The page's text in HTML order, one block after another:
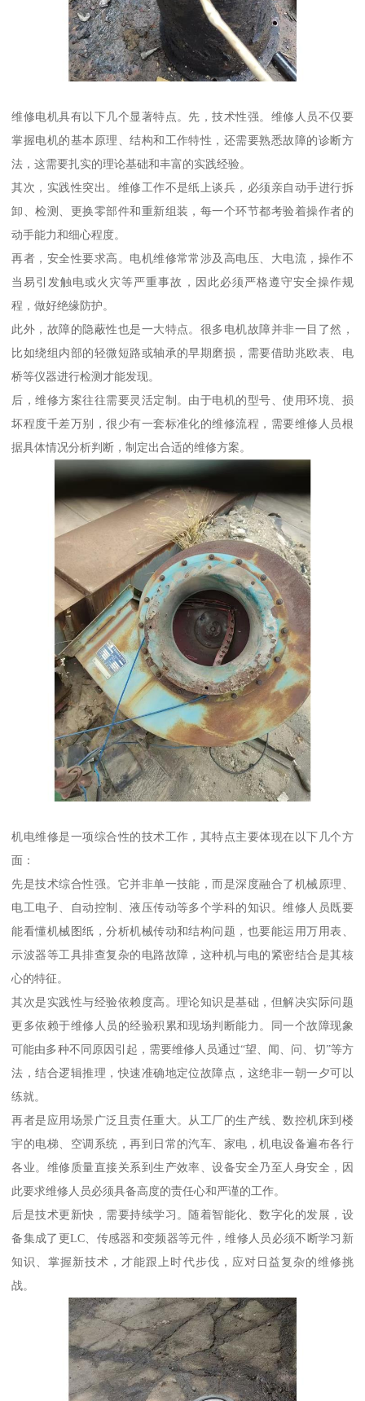
维修电机具有以下几个显著特点。先，技术性强。维修人员不仅要
掌握电机的基本原理、结构和工作特性，还需要熟悉故障的诊断方
法，这需要扎实的理论基础和丰富的实践经验。
其次，实践性突出。维修工作不是纸上谈兵，必须亲自动手进行拆
卸、检测、更换零部件和重新组装，每一个环节都考验着操作者的
动手能力和细心程度。
再者，安全性要求高。电机维修常常涉及高电压、大电流，操作不
当易引发触电或火灾等严重事故，因此必须严格遵守安全操作规
程，做好绝缘防护。
此外，故障的隐蔽性也是一大特点。很多电机故障并非一目了然，
比如绕组内部的轻微短路或轴承的早期磨损，需要借助兆欧表、电
桥等仪器进行检测才能发现。
后，维修方案往往需要灵活定制。由于电机的型号、使用环境、损
坏程度千差万别，很少有一套标准化的维修流程，需要维修人员根
据具体情况分析判断，制定出合适的维修方案。
机电维修是一项综合性的技术工作，其特点主要体现在以下几个方
面：
先是技术综合性强。它并非单一技能，而是深度融合了机械原理、
电工电子、自动控制、液压传动等多个学科的知识。维修人员既要
能看懂机械图纸，分析机械传动和结构问题，也要能运用万用表、
示波器等工具排查复杂的电路故障，这种机与电的紧密结合是其核
心的特征。
其次是实践性与经验依赖度高。理论知识是基础，但解决实际问题
更多依赖于维修人员的经验积累和现场判断能力。同一个故障现象
可能由多种不同原因引起，需要维修人员通过“望、闻、问、切”等方
法，结合逻辑推理，快速准确地定位故障点，这绝非一朝一夕可以
练就。
再者是应用场景广泛且责任重大。从工厂的生产线、数控机床到楼
宇的电梯、空调系统，再到日常的汽车、家电，机电设备遍布各行
各业。维修质量直接关系到生产效率、设备安全乃至人身安全，因
此要求维修人员必须具备高度的责任心和严谨的工作。
后是技术更新快，需要持续学习。随着智能化、数字化的发展，设
备集成了更LC、传感器和变频器等元件，维修人员必须不断学习新
知识、掌握新技术，才能跟上时代步伐，应对日益复杂的维修挑
战。